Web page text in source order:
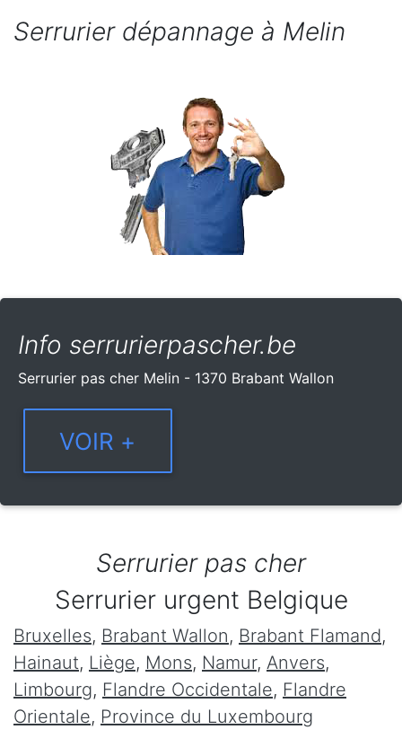
Serrurier dépannage à Melin
Info serrurierpascher.be
Serrurier pas cher Melin - 1370 Brabant Wallon
Serrurier pas cher
Serrurier urgent Belgique
Bruxelles, Brabant Wallon, Brabant Flamand,
Hainaut, Liège, Mons, Namur, Anvers,
Limbourg, Flandre Occidentale, Flandre
Orientale, Province du Luxembourg